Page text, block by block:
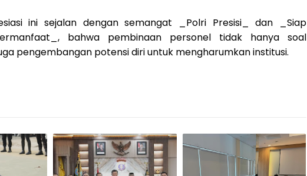
ini sejalan dengan semangat _Polri Presisi_ dan _Siap
bahwa pembinaan personel tidak hanya soal
pengembangan potensi diri untuk mengharumkan institusi.